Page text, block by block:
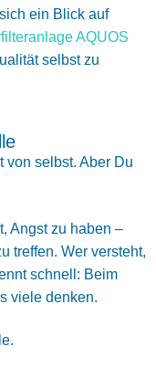
ein Blick auf
AQUOS
selbst zu
von selbst. Aber Du
Angst zu haben –
treffen. Wer versteht,
schnell: Beim
viele denken.